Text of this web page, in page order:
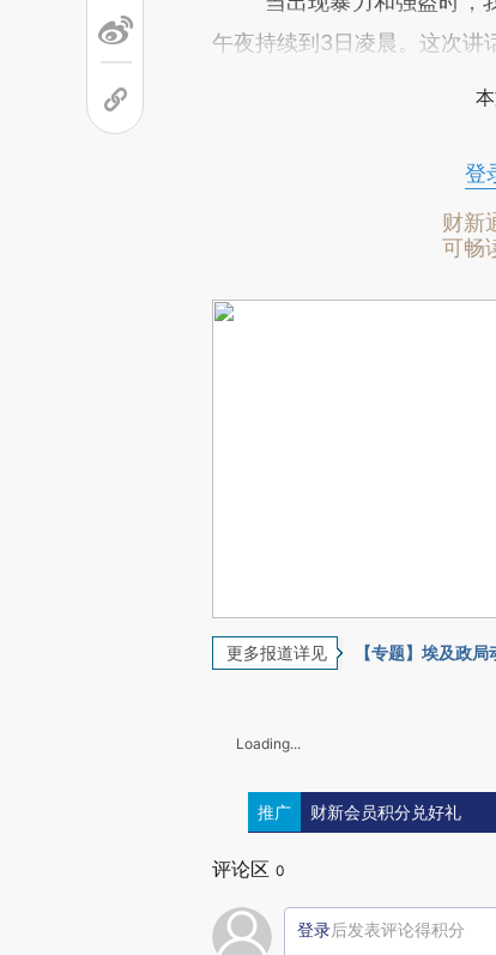
午夜持续到3日凌晨。这次讲
登
财新
可畅
更多报道详见 【专题】埃及政局
Loading...
推广 财新会员积分兑好礼
评论区 0
登录后发表评论得积分